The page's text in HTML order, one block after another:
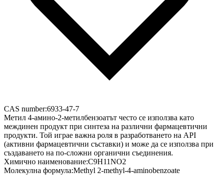
CAS number:6933-47-7
Метил 4-амино-2-метилбензоатът често се използва като
междинен продукт при синтеза на различни фармацевтични
продукти. Той играе важна роля в разработването на API
(активни фармацевтични съставки) и може да се използва при
създаването на по-сложни органични съединения.
Химично наименование:C9H11NO2
Молекулна формула:Methyl 2-methyl-4-aminobenzoate